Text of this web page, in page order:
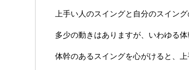
上手い人のスイングと自分のスイン
多少の動きはありますが、いわゆる
体幹のあるスイングを心がけると、